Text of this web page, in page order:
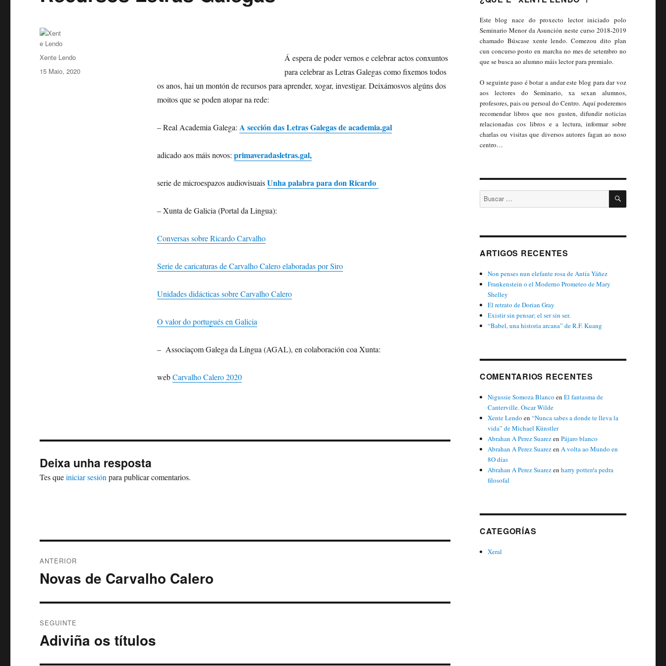
Á espera de poder vernos e celebrar actos conxuntos
para celebrar as Letras Galegas como fixemos todos
os anos, hai un montón de recursos para aprender, xogar, investigar. Deixámosvos algúns dos
moitos que se poden atopar na rede:
– Real Academia Galega: A sección das Letras Galegas de academia.gal
adicado aos máis novos: primaveradasletras.gal,
serie de microespazos audiovisuaisUnha palabra para don Ricardo
– Xunta de Galicia (Portal da Lingua):
Conversas sobre Ricardo Carvalho
Serie de caricaturas de Carvalho Calero elaboradas por Siro
Unidades didácticas sobre Carvalho Calero
O valor do portugués en Galicia
– Associaçom Galega da Língua (AGAL), en colaboración coa Xunta:
webCarvalho Calero 2020
Autor
Xente Lendo
Publicado
15 Maio, 2020
Deixa unha resposta
Tes queiniciar sesión para publicar comentarios.
de
ANTERIOR
Artigo
Novas de Carvalho Calero
SEGUINTE
Artigo
Adiviña os títulos
Este blog nace do proxecto lector iniciado polo
Seminario Menor da Asunción neste curso 2018-2019
chamado Búscase xente lendo. Comezou dito plan
cun concurso posto en marcha no mes de setembro no
que se busca ao alumno máis lector para premialo.
O seguinte paso é botar a andar este blog para dar voz
aos lectores do Seminario, xa sexan alumnos,
profesores, pais ou persoal do Centro. Aquí poderemos
recomendar libros que nos gusten, difundir noticias
relacionadas cos libros e a lectura, informar sobre
charlas ou visitas que diversos autores fagan ao noso
centro…
Buscar: BUSCAR
ARTIGOS RECENTES
Non penses nun elefante rosa de Antía Yáñez
Frankenstein o el Moderno Prometeo de Mary
Shelley
El retrato de Dorian Gray
Existir sin pensar; el ser sin ser.
“Babel, una historia arcana” de R.F. Kuang
COMENTARIOS RECENTES
Nigussie Somoza Blanco enEl fantasma de
Canterville. Oscar Wilde
Xente Lendo en“Nunca sabes a donde te lleva la
vida” de Michael Künstler
Abrahan A Perez SuarezenPájaro blanco
Abrahan A Perez SuarezenA volta ao Mundo en
8O días
Abrahan A Perez Suarezenharry potter/a pedra
filosofal
CATEGORÍAS
Xeral